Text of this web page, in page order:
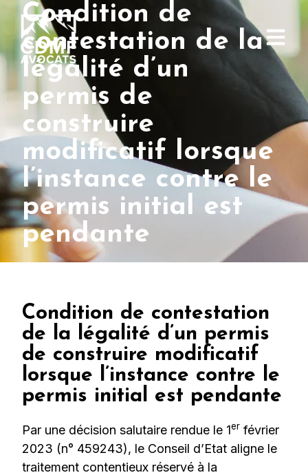
Condition de
contestation de la
légalité d’un
permis de
construire
modificatif lorsque
l’instance contre le
permis initial est
pendante
Condition de contestation
de la légalité d’un permis
de construire modificatif
lorsque l’instance contre le
permis initial est pendante
Par une décision salutaire rendue le 1er février
2023 (n° 459243), le Conseil d’Etat aligne le
traitement contentieux réservé à la